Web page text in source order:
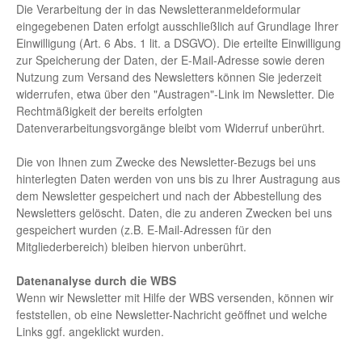
Die Verarbeitung der in das Newsletteranmeldeformular
eingegebenen Daten erfolgt ausschließlich auf Grundlage Ihrer
Einwilligung (Art. 6 Abs. 1 lit. a DSGVO). Die erteilte Einwilligung
zur Speicherung der Daten, der E-Mail-Adresse sowie deren
Nutzung zum Versand des Newsletters können Sie jederzeit
widerrufen, etwa über den "Austragen"-Link im Newsletter. Die
Rechtmäßigkeit der bereits erfolgten
Datenverarbeitungsvorgänge bleibt vom Widerruf unberührt.
Die von Ihnen zum Zwecke des Newsletter-Bezugs bei uns
hinterlegten Daten werden von uns bis zu Ihrer Austragung aus
dem Newsletter gespeichert und nach der Abbestellung des
Newsletters gelöscht. Daten, die zu anderen Zwecken bei uns
gespeichert wurden (z.B. E-Mail-Adressen für den
Mitgliederbereich) bleiben hiervon unberührt.
Datenanalyse durch die WBS
Wenn wir Newsletter mit Hilfe der WBS versenden, können wir
feststellen, ob eine Newsletter-Nachricht geöffnet und welche
Links ggf. angeklickt wurden.